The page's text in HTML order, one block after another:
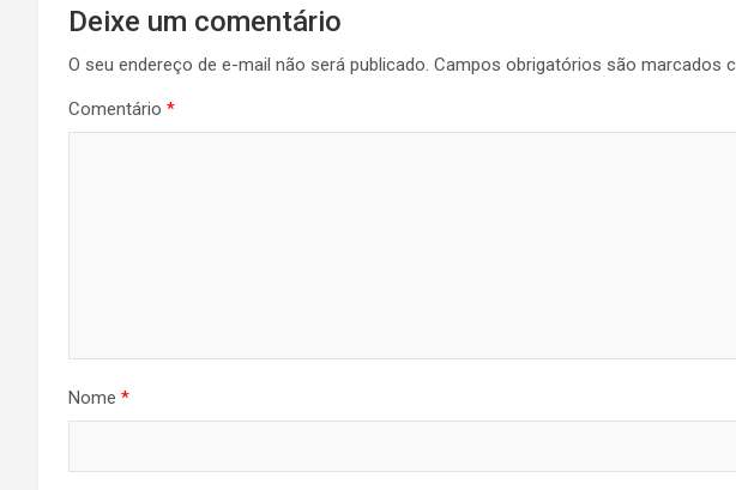
Deixe um comentário
O seu endereço de e-mail não será publicado. Campos obrigatórios são marcados
Comentário *
Nome *